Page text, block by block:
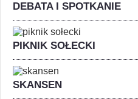
DEBATA I SPOTKANIE
PIKNIK SOŁECKI
SKANSEN